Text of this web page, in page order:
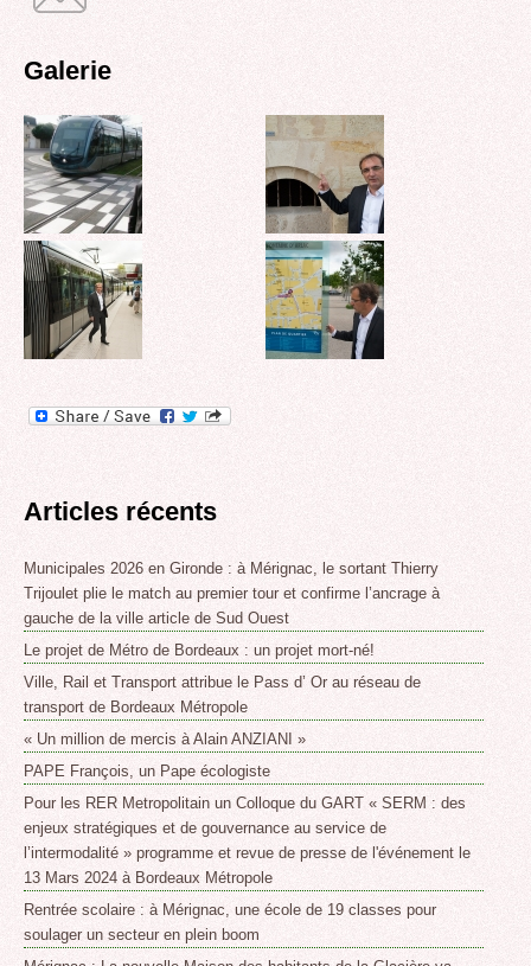
Galerie
Articles récents
Municipales 2026 en Gironde : à Mérignac, le sortant Thierry
Trijoulet plie le match au premier tour et confirme l’ancrage à
gauche de la ville article de Sud Ouest
Le projet de Métro de Bordeaux : un projet mort-né!
Ville, Rail et Transport attribue le Pass d’ Or au réseau de
transport de Bordeaux Métropole
« Un million de mercis à Alain ANZIANI »
PAPE François, un Pape écologiste
Pour les RER Metropolitain un Colloque du GART « SERM : des
enjeux stratégiques et de gouvernance au service de
l’intermodalité » programme et revue de presse de l'événement le
13 Mars 2024 à Bordeaux Métropole
Rentrée scolaire : à Mérignac, une école de 19 classes pour
soulager un secteur en plein boom